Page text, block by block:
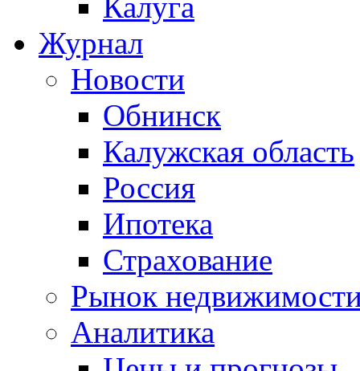
Калуга
Журнал
Новости
Обнинск
Калужская область
Россия
Ипотека
Страхование
Рынок
Аналитика